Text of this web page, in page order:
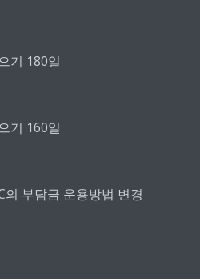
기 180일
기 160일
의 부담금 운용방법 변경